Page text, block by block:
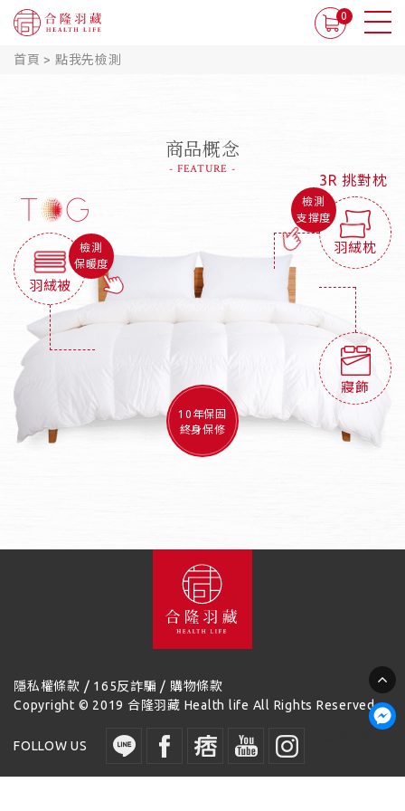
0
首頁 > 點我先檢測
商品概念
- FEATURE -
檢測
支撐度
羽絨枕
3R 挑對枕
寢飾
檢測
保暖度
羽絨被
10年保固
終身保修
隱私權條款 / 165反詐騙 / 購物條款
Copyright © 2019 合隆羽藏 Health life All Rights Reserved.
FOLLOW US